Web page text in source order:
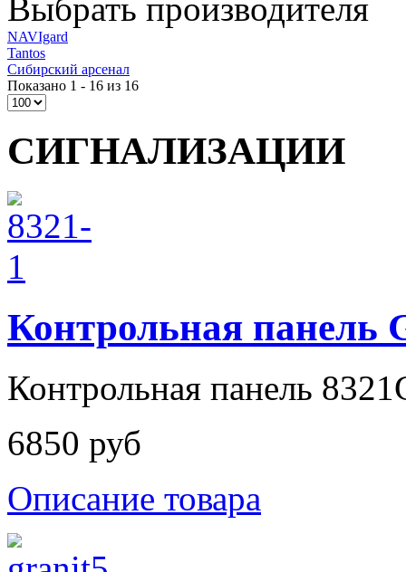
Выбрать производителя
NAVIgard
Tantos
Сибирский арсенал
Показано 1 - 16 из 16
СИГНАЛИЗАЦИИ
Контрольная панель
Контрольная панель
6850 руб
Описание товара